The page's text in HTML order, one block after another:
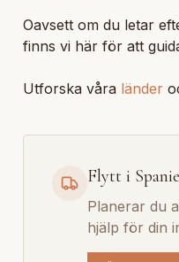
Oavsett om du letar
finns vi här för att
Utforska våra länder
Flytt i
Planerar du
hjälp för din